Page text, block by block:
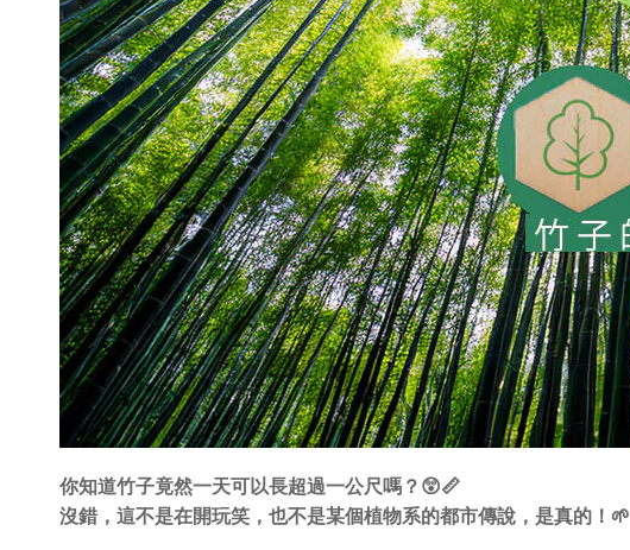
你知道竹子竟然一天可以長超過一公尺嗎？😲📏
沒錯，這不是在開玩笑，也不是某個植物系的都市傳說，是真的！🌱